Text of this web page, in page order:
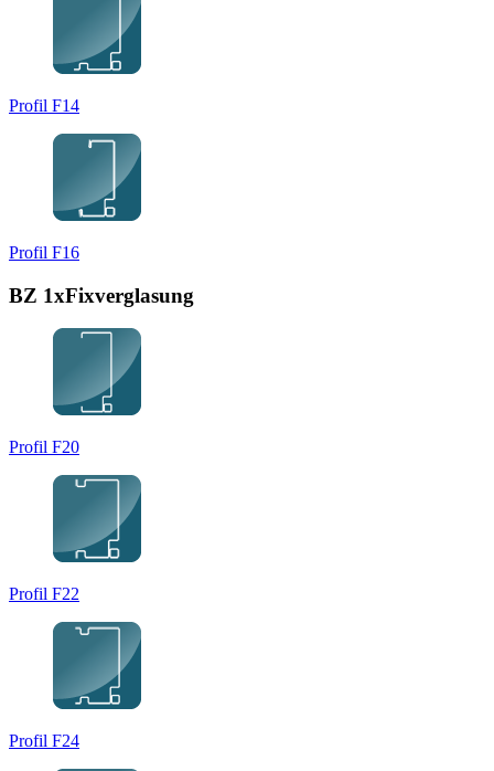
Profil F14
Profil F16
BZ 1xFixverglasung
Profil F20
Profil F22
Profil F24